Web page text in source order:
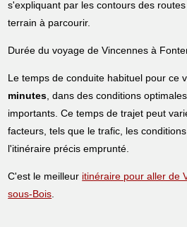
s'expliquant par les contours des
terrain à parcourir.
Durée du voyage de Vincennes à
Le temps de conduite habituel pour ce
minutes, dans des conditions
importants. Ce temps de trajet peut
facteurs, tels que le trafic, les
l'itinéraire précis emprunté.
C'est le meilleur itinéraire pour aller de
sous-Bois.